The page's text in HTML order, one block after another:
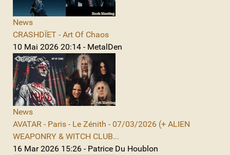
News
CRASHDÏET - Art Of Chaos
10 Mai 2026 20:14 - MetalDen
News
AVATAR - Paris - Le Zénith - 07/03/2026 (+ ALIEN
WEAPONRY & WITCH CLUB...
16 Mar 2026 15:26 - Patrice Du Houblon